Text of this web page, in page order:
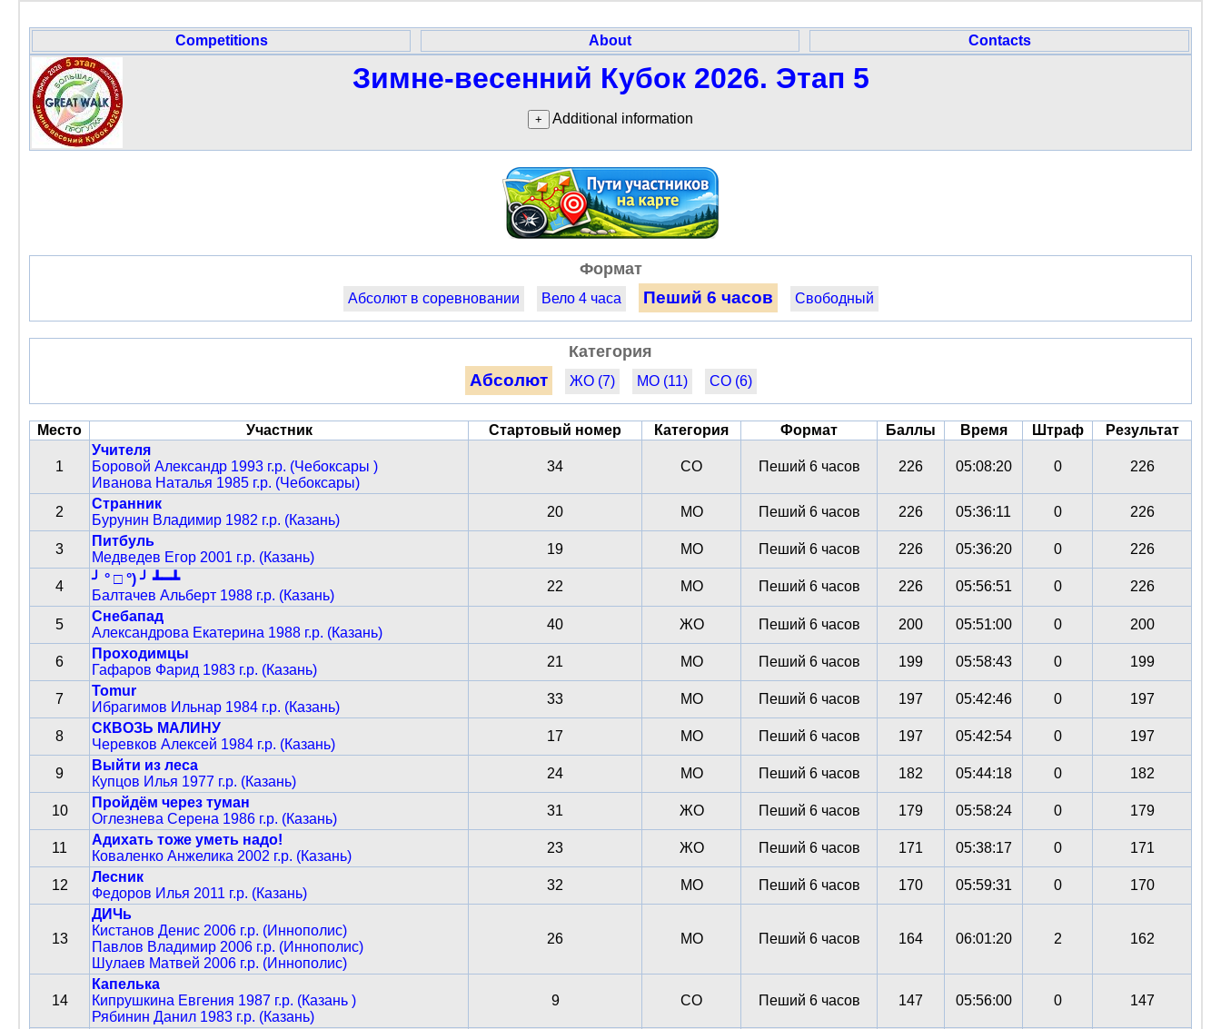
Competitions About Contacts
Зимне-весенний Кубок 2026. Этап 5
Additional information
Формат
Абсолют в соревновании Вело 4 часа Пеший 6 часов Свободный
Категория
Абсолют ЖО (7) МО (11) СО (6)
Место Участник Стартовый номер Категория Формат Баллы Время Штраф Результат
1
Учителя
Боровой Александр 1993 г.р. (Чебоксары )
Иванова Наталья 1985 г.р. (Чебоксары)
34 СО Пеший 6 часов 226 05:08:20 0 226
2
Странник
Бурунин Владимир 1982 г.р. (Казань)
20 МО Пеший 6 часов 226 05:36:11 0 226
3
Питбуль
Медведев Егор 2001 г.р. (Казань)
19 МО Пеший 6 часов 226 05:36:20 0 226
4
╯ ° □ °) ╯ ┻━┻
Балтачев Альберт 1988 г.р. (Казань)
22 МО Пеший 6 часов 226 05:56:51 0 226
5
Снебапад
Александрова Екатерина 1988 г.р. (Казань)
40 ЖО Пеший 6 часов 200 05:51:00 0 200
6
Проходимцы
Гафаров Фарид 1983 г.р. (Казань)
21 МО Пеший 6 часов 199 05:58:43 0 199
7
Tomur
Ибрагимов Ильнар 1984 г.р. (Казань)
33 МО Пеший 6 часов 197 05:42:46 0 197
8
СКВОЗЬ МАЛИНУ
Черевков Алексей 1984 г.р. (Казань)
17 МО Пеший 6 часов 197 05:42:54 0 197
9
Выйти из леса
Купцов Илья 1977 г.р. (Казань)
24 МО Пеший 6 часов 182 05:44:18 0 182
10
Пройдём через туман
Оглезнева Серена 1986 г.р. (Казань)
31 ЖО Пеший 6 часов 179 05:58:24 0 179
11
Адихать тоже уметь надо!
Коваленко Анжелика 2002 г.р. (Казань)
23 ЖО Пеший 6 часов 171 05:38:17 0 171
12
Лесник
Федоров Илья 2011 г.р. (Казань)
32 МО Пеший 6 часов 170 05:59:31 0 170
13
ДИЧь
Кистанов Денис 2006 г.р. (Иннополис)
Павлов Владимир 2006 г.р. (Иннополис)
Шулаев Матвей 2006 г.р. (Иннополис)
26 МО Пеший 6 часов 164 06:01:20 2 162
14
Капелька
Кипрушкина Евгения 1987 г.р. (Казань )
Рябинин Данил 1983 г.р. (Казань)
9 СО Пеший 6 часов 147 05:56:00 0 147